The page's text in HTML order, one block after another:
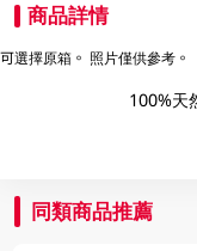
商品詳情
可選擇原箱。 照片僅供參考。
100%天
同類商品推薦